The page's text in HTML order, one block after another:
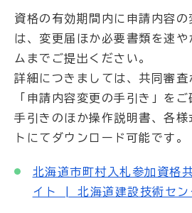
資格の有効期間内に申請内容の
は、変更届ほか必要書類を速や
ムまでご提出ください。
詳細につきましては、共同審査
「申請内容変更の手引き」を
手引きのほか操作説明書、各様
トにてダウンロード可能です。
北海道市町村入札参加資格
イト | 北海道建設技術セン